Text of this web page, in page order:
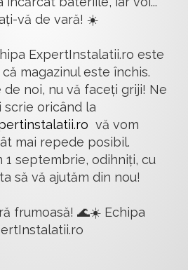
vă de vară! ☀️
ExpertInstalatii.ro este
magazinul este închis.
de noi, nu vă faceți griji! Ne
scrie oricând la
vă vom
mai repede posibil.
1 septembrie, odihniți, cu
să vă ajutăm din nou!
frumoasă! 🌊☀️ Echipa